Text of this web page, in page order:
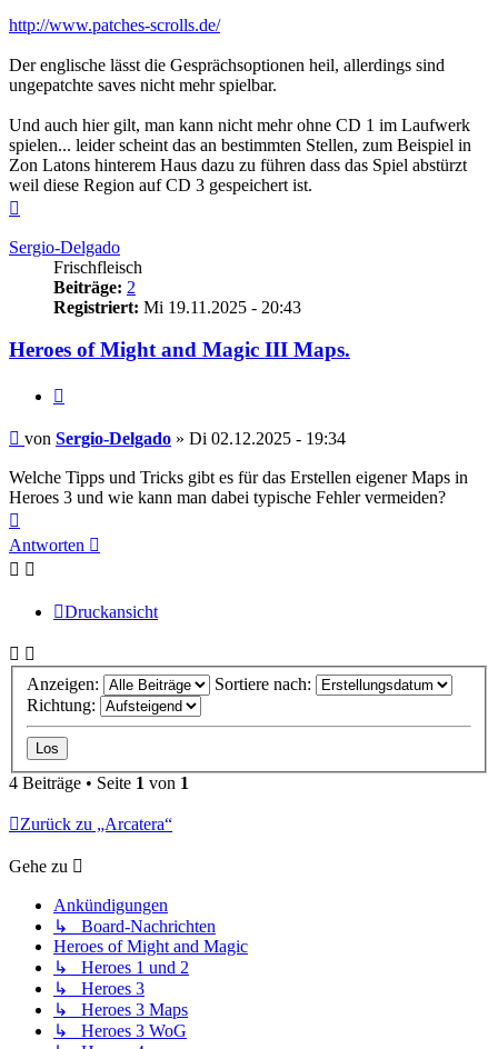
http://www.patches-scrolls.de/
Der englische lässt die Gesprächsoptionen heil, allerdings sind
ungepatchte saves nicht mehr spielbar.
Und auch hier gilt, man kann nicht mehr ohne CD 1 im Laufwerk
spielen... leider scheint das an bestimmten Stellen, zum Beispiel in
Zon Latons hinterem Haus dazu zu führen dass das Spiel abstürzt
weil diese Region auf CD 3 gespeichert ist.
Sergio-Delgado
Frischfleisch
Beiträge: 2
Registriert: Mi 19.11.2025 - 20:43
Heroes of Might and Magic III Maps.
Beitrag
von Sergio-Delgado » Di 02.12.2025 - 19:34
Welche Tipps und Tricks gibt es für das Erstellen eigener Maps in
Heroes 3 und wie kann man dabei typische Fehler vermeiden?
oben
Antworten
Druckansicht
Anzeigen:
Sortiere nach:
Richtung:
4 Beiträge • Seite 1 von 1
Zurück zu „Arcatera“
Gehe zu
Ankündigungen
↳ Board-Nachrichten
Heroes of Might and Magic
↳ Heroes 1 und 2
↳ Heroes 3
↳ Heroes 3 Maps
↳ Heroes 3 WoG